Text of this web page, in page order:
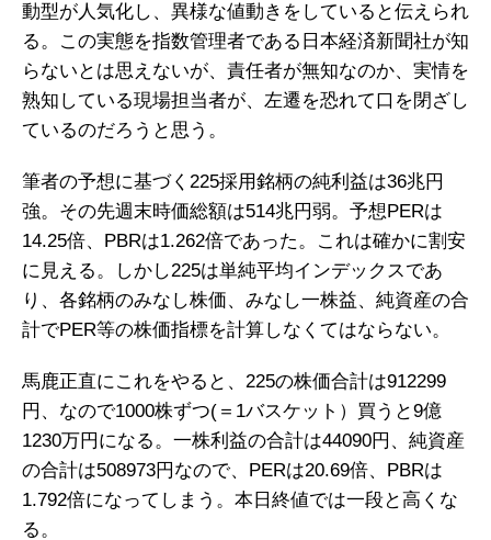
動型が人気化し、異様な値動きをしていると伝えられ
る。この実態を指数管理者である日本経済新聞社が知
らないとは思えないが、責任者が無知なのか、実情を
熟知している現場担当者が、左遷を恐れて口を閉ざし
ているのだろうと思う。
筆者の予想に基づく225採用銘柄の純利益は36兆円
強。その先週末時価総額は514兆円弱。予想PERは
14.25倍、PBRは1.262倍であった。これは確かに割安
に見える。しかし225は単純平均インデックスであ
り、各銘柄のみなし株価、みなし一株益、純資産の合
計でPER等の株価指標を計算しなくてはならない。
馬鹿正直にこれをやると、225の株価合計は912299
円、なので1000株ずつ(＝1バスケット）買うと9億
1230万円になる。一株利益の合計は44090円、純資産
の合計は508973円なので、PERは20.69倍、PBRは
1.792倍になってしまう。本日終値では一段と高くな
る。